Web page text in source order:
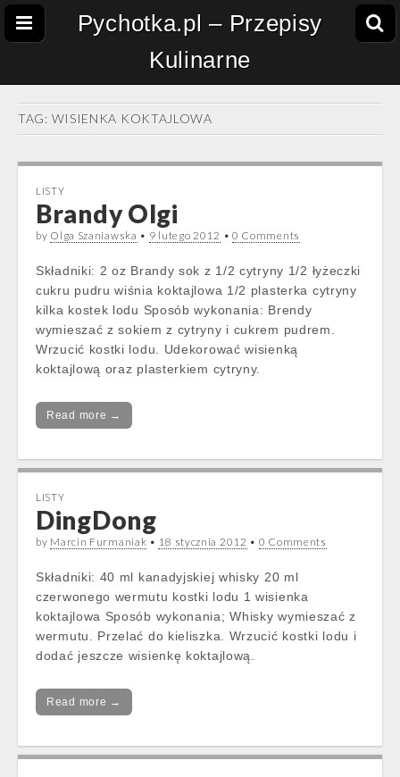
Pychotka.pl – Przepisy
Kulinarne
TAG: WISIENKA KOKTAJLOWA
LISTY
Brandy Olgi
by Olga Szaniawska • 9 lutego 2012 • 0 Comments
Składniki: 2 oz Brandy sok z 1/2 cytryny 1/2 łyżeczki
cukru pudru wiśnia koktajlowa 1/2 plasterka cytryny
kilka kostek lodu Sposób wykonania: Brendy
wymieszać z sokiem z cytryny i cukrem pudrem.
Wrzucić kostki lodu. Udekorować wisienką
koktajlową oraz plasterkiem cytryny.
Read more →
LISTY
DingDong
by Marcin Furmaniak • 18 stycznia 2012 • 0 Comments
Składniki: 40 ml kanadyjskiej whisky 20 ml
czerwonego wermutu kostki lodu 1 wisienka
koktajlowa Sposób wykonania; Whisky wymieszać z
wermutu. Przelać do kieliszka. Wrzucić kostki lodu i
dodać jeszcze wisienkę koktajlową.
Read more →